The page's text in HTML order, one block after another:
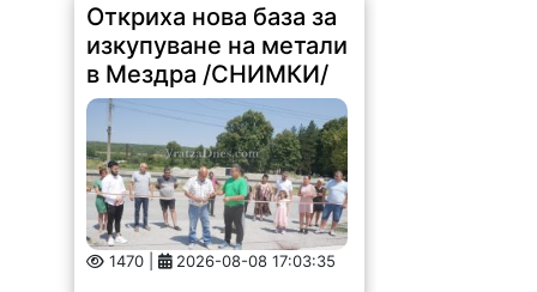
Откриха нова база за
изкупуване на метали
в Мездра /СНИМКИ/
1470 | 2026-08-08 17:03:35